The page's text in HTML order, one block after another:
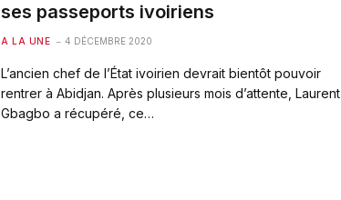
ses passeports ivoiriens
A LA UNE 4 DÉCEMBRE 2020
L’ancien chef de l’État ivoirien devrait bientôt pouvoir
rentrer à Abidjan. Après plusieurs mois d’attente, Laurent
Gbagbo a récupéré, ce…